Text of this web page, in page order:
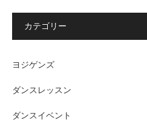
カテゴリー
ヨジゲンズ
ダンスレッスン
ダンスイベント